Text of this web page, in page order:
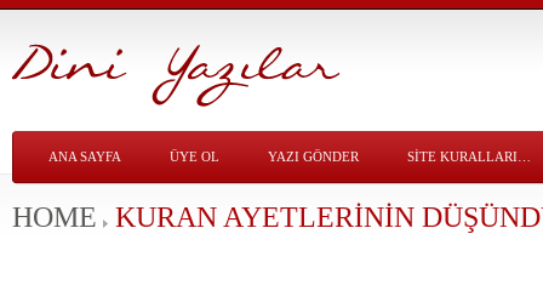
ANA SAYFA ÜYE OL YAZI GÖNDER SITE KURALLARI…
HOME KURAN AYETLERININ